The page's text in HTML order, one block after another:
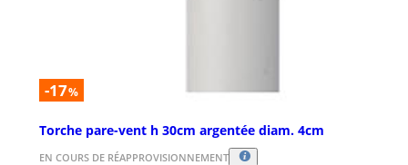
-17%
Torche pare-vent h 30cm argentée diam. 4cm
EN COURS DE RÉAPPROVISIONNEMENT